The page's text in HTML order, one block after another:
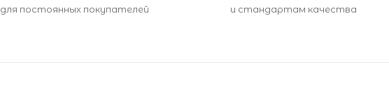
для постоянных покупателей
и стандартам качества